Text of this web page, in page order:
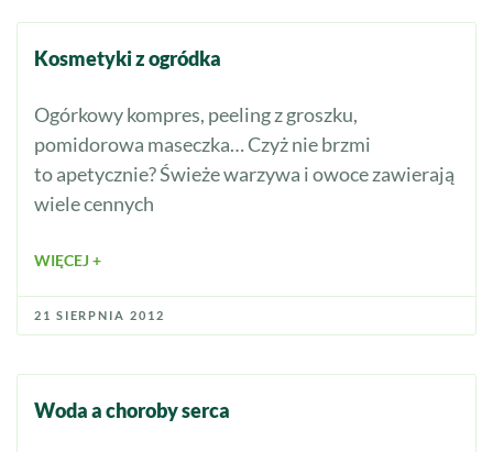
Kosmetyki z ogródka
Ogórkowy kompres, peeling z groszku,
pomidorowa maseczka… Czyż nie brzmi
to apetycznie? Świeże warzywa i owoce zawierają
wiele cennych
WIĘCEJ +
21 SIERPNIA 2012
Woda a choroby serca